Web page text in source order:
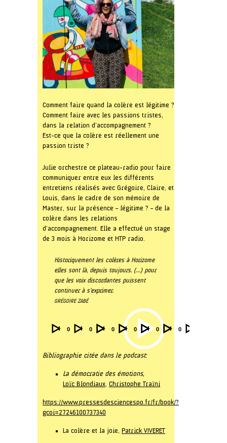
Comment faire quand la colère est légitime ?
Comment faire avec les passions tristes,
dans la relation d’accompagnement ?
Est-ce que la colère est réellement une
passion triste ?
Julie orchestre ce plateau-radio pour faire
communiquer entre eux les différents
entretiens réalisés avec Grégoire, Claire, et
Louis, dans le cadre de son mémoire de
Master, sur la présence – légitime ? – de la
colère dans les relations
d’accompagnement. Elle a effectué un stage
de 3 mois à Horizome et HTP radio.
Historiquement les colères à Horizome
elles sont là, depuis toujours. (…) pour
que les voix discordantes puissent
continuer à s’exprimer.
GRÉGOIRE ZABÉ
Audio
Player
Video
Player
Video
Player
Video
Player
Video
Player
Video
Player
00:00 00:00 00:00 00:00 00:00 00:00
Bibliographie citée dans le podcast:
La démocratie des émotions,
Loïc Blondiaux, Christophe Traïni
https://www.pressesdesciencespo.fr/fr/book/?
gcoi=27246100737340
La colère et la joie, Patrick VIVERET